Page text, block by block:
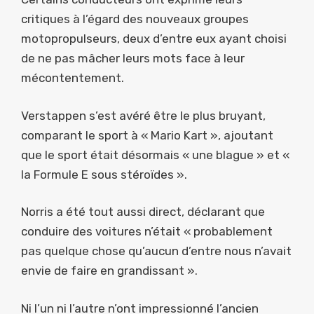
critiques à l’égard des nouveaux groupes
motopropulseurs, deux d’entre eux ayant choisi
de ne pas mâcher leurs mots face à leur
mécontentement.
Verstappen s’est avéré être le plus bruyant,
comparant le sport à « Mario Kart », ajoutant
que le sport était désormais « une blague » et «
la Formule E sous stéroïdes ».
Norris a été tout aussi direct, déclarant que
conduire des voitures n’était « probablement
pas quelque chose qu’aucun d’entre nous n’avait
envie de faire en grandissant ».
Ni l’un ni l’autre n’ont impressionné l’ancien